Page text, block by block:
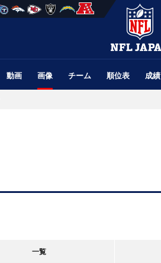
動画 画像 チーム 順位表 成績
一覧